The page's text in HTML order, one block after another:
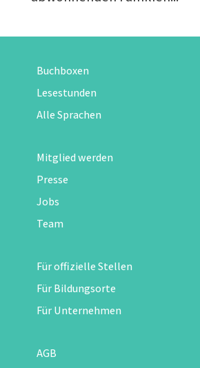
Buchboxen
Lesestunden
Alle Sprachen
Mitglied werden
Presse
Jobs
Team
Für offizielle Stellen
Für Bildungsorte
Für Unternehmen
AGB